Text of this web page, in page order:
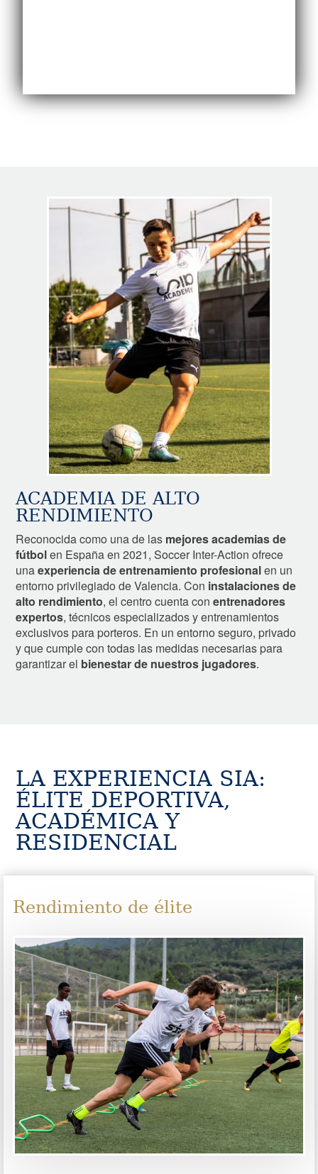
ACADEMIA DE ALTO
RENDIMIENTO
Reconocida como una de las mejores academias de
fútbolen España en 2021, Soccer Inter-Action ofrece
unaexperiencia de entrenamiento profesionalen un
entorno privilegiado de Valencia. Con instalaciones de
alto rendimiento, el centro cuenta conentrenadores
expertos, técnicos especializados y entrenamientos
exclusivos para porteros. En un entorno seguro, privado
y que cumple con todas las medidas necesarias para
garantizar el bienestar de nuestros jugadores.
LA EXPERIENCIA SIA:
ÉLITE DEPORTIVA,
ACADÉMICA Y
RESIDENCIAL
Rendimiento de élite